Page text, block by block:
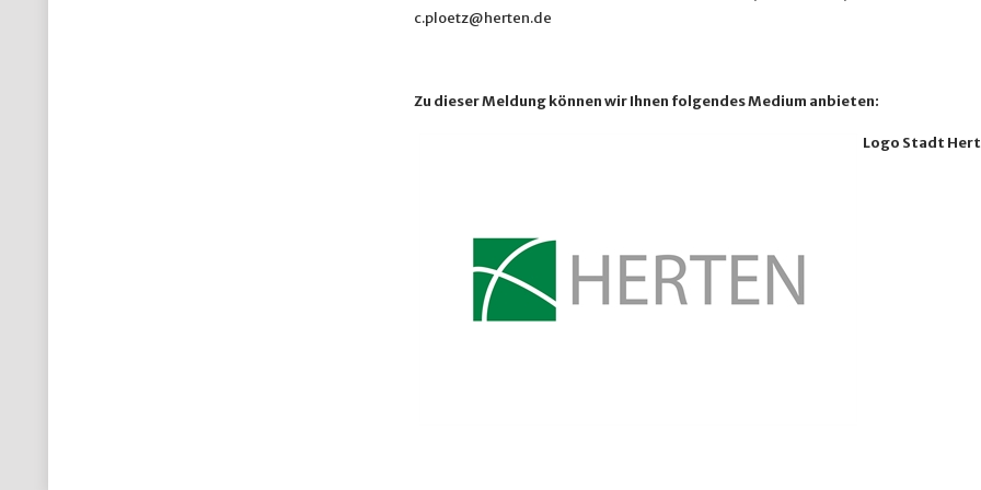
c.ploetz@herten.de
Zu dieser Meldung können wir Ihnen folgendes Medium anbieten:
Logo Stadt